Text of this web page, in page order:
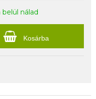
belül nálad
Kosárba